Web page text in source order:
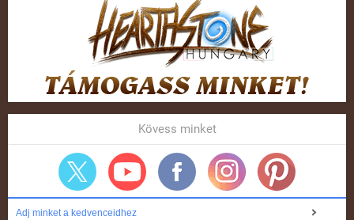
Kövess minket
Adj minket a kedvenceidhez